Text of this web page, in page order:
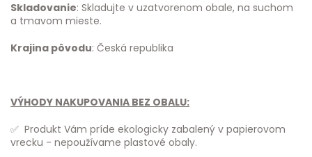
Skladovanie: Skladujte v uzatvorenom obale, na suchom
a tmavom mieste.
Krajina pôvodu: Česká republika
VÝHODY NAKUPOVANIA BEZ OBALU:
✅ Produkt Vám príde ekologicky zabalený v papierovom
vrecku - nepoužívame plastové obaly.